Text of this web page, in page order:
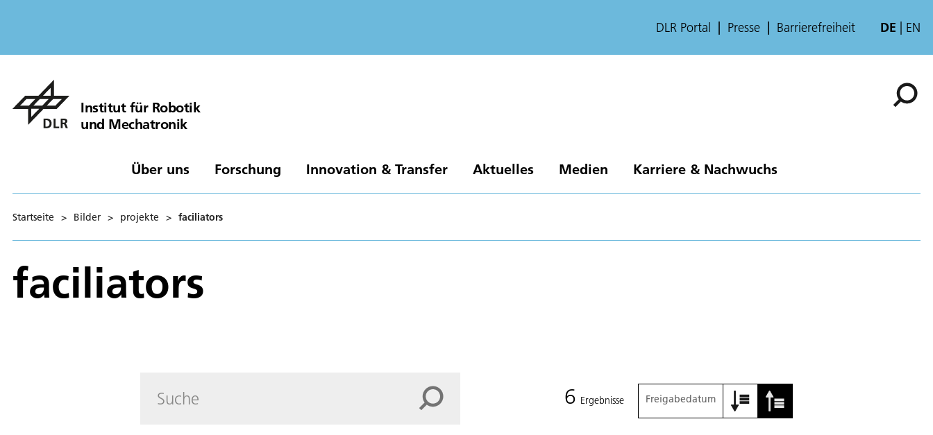
DLR Portal Presse Barrierefreiheit DE EN
Institut für Robotik
und Mechatronik
Über uns Forschung Innovation & Transfer Aktuelles Medien Karriere & Nachwuchs
Startseite > Bilder > projekte > faciliators
faciliators
6 Ergebnisse Freigabedatum